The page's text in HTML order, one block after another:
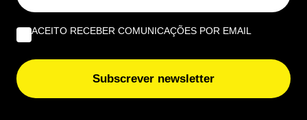
Governantes no Algarve: de reino a região transnacional
| Por Virgílio Machado
O que fazer quando tudo arde? Impedir os bombeiros
voluntários de serem precários | Por Cobramor
ACEITO RECEBER COMUNICAÇÕES POR EMAIL
Subscrever newsletter